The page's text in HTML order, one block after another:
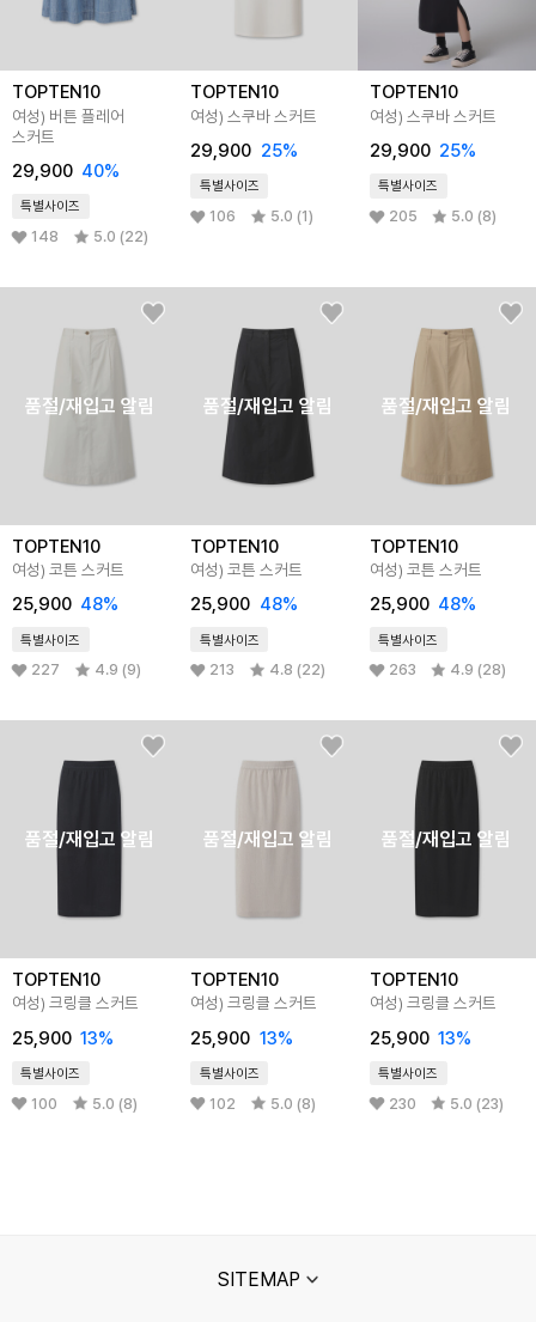
TOPTEN10
여성) 버튼 플레어
스커트
29,900 40%
특별사이즈
148 5.0 (22)
TOPTEN10
여성) 스쿠바 스커트
29,900 25%
특별사이즈
106 5.0 (1)
TOPTEN10
여성) 스쿠바 스커트
29,900 25%
특별사이즈
205 5.0 (8)
품절/재입고 알림
TOPTEN10
여성) 코튼 스커트
25,900 48%
특별사이즈
227 4.9 (9)
품절/재입고 알림
TOPTEN10
여성) 코튼 스커트
25,900 48%
특별사이즈
213 4.8 (22)
품절/재입고 알림
TOPTEN10
여성) 코튼 스커트
25,900 48%
특별사이즈
263 4.9 (28)
품절/재입고 알림
TOPTEN10
여성) 크링클 스커트
25,900 13%
특별사이즈
100 5.0 (8)
품절/재입고 알림
TOPTEN10
여성) 크링클 스커트
25,900 13%
특별사이즈
102 5.0 (8)
품절/재입고 알림
TOPTEN10
여성) 크링클 스커트
25,900 13%
특별사이즈
230 5.0 (23)
SITEMAP